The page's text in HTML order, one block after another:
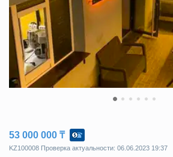
53 000 000 ₸
KZ100008 Пpoвepкa aктyaльнocти: 06.06.2023 19:37